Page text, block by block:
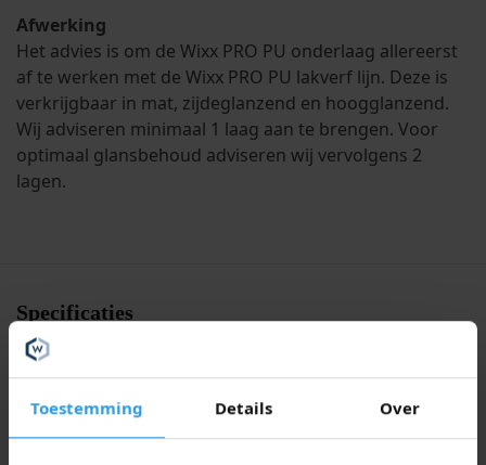
Toestemming Details Over
Afwerking
Het advies is om de Wixx PRO PU onderlaag allereerst
af te werken met de Wixx PRO PU lakverf lijn. Deze is
verkrijgbaar in mat, zijdeglanzend en hoogglanzend.
Wij adviseren minimaal 1 laag aan te brengen. Voor
optimaal glansbehoud adviseren wij vervolgens 2
lagen.
Specificaties
Liters
Antracietgrijs, Crèmewit, Gitzwart,
Grachtengroen, Mengkleur,